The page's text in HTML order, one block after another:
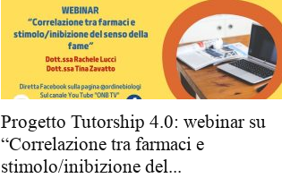
Progetto Tutorship 4.0: webinar su
“Correlazione tra farmaci e
stimolo/inibizione del...